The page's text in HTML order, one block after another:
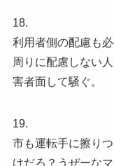
18.
利用者側の配慮も必
周りに配慮しない
害者面して騒ぐ。
19.
市も運転手に擦り
けだろ？うぜーな